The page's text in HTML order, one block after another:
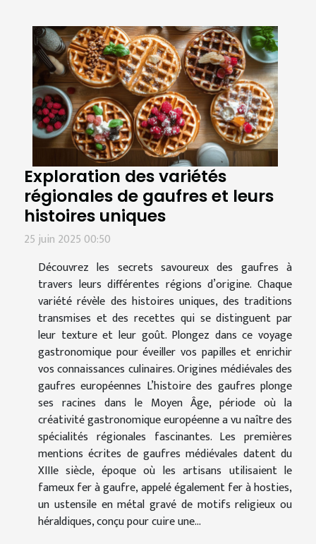
Exploration des variétés
régionales de gaufres et leurs
histoires uniques
25 juin 2025 00:50
Découvrez les secrets savoureux des gaufres à
travers leurs différentes régions d’origine. Chaque
variété révèle des histoires uniques, des traditions
transmises et des recettes qui se distinguent par
leur texture et leur goût. Plongez dans ce voyage
gastronomique pour éveiller vos papilles et enrichir
vos connaissances culinaires. Origines médiévales des
gaufres européennes L’histoire des gaufres plonge
ses racines dans le Moyen Âge, période où la
créativité gastronomique européenne a vu naître des
spécialités régionales fascinantes. Les premières
mentions écrites de gaufres médiévales datent du
XIIIe siècle, époque où les artisans utilisaient le
fameux fer à gaufre, appelé également fer à hosties,
un ustensile en métal gravé de motifs religieux ou
héraldiques, conçu pour cuire une...